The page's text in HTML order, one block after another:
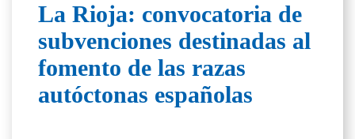
La Rioja: convocatoria de
subvenciones destinadas al
fomento de las razas
autóctonas españolas